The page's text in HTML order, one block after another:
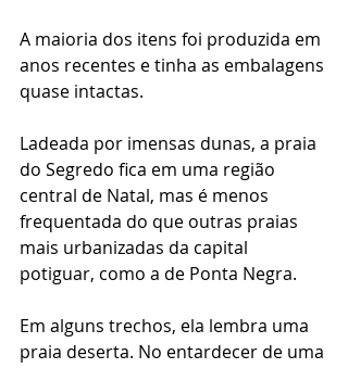
A maioria dos itens foi produzida em
anos recentes e tinha as embalagens
quase intactas.
Ladeada por imensas dunas, a praia
do Segredo fica em uma região
central de Natal, mas é menos
frequentada do que outras praias
mais urbanizadas da capital
potiguar, como a de Ponta Negra.
Em alguns trechos, ela lembra uma
praia deserta. No entardecer de uma